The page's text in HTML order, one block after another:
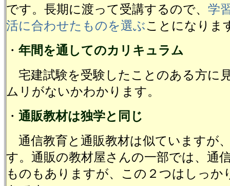
です。長期に渡って受講するので、 学
活に合わせたものを選ぶことになりま
・ 年間を通してのカリキュラム
宅建試験を受験したことのある方に
ムリがないかわかります。
・ 通販教材は独学と同じ
通信教育と通販教材は似ていますが
す。通販の教材屋さんの一部では、通
ものもありますが、この２つはしっか